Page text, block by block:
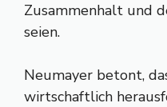
Zusammenhalt und
seien.
Neumayer betont,
wirtschaftlich